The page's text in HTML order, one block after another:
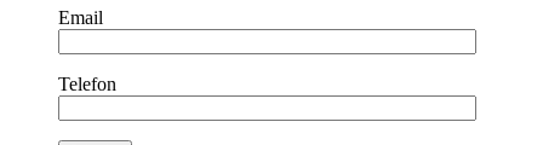
Email
Telefon